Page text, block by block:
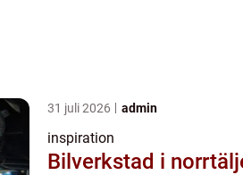
31 juli 2026 admin
inspiration
Bilverkstad i norrtälje så